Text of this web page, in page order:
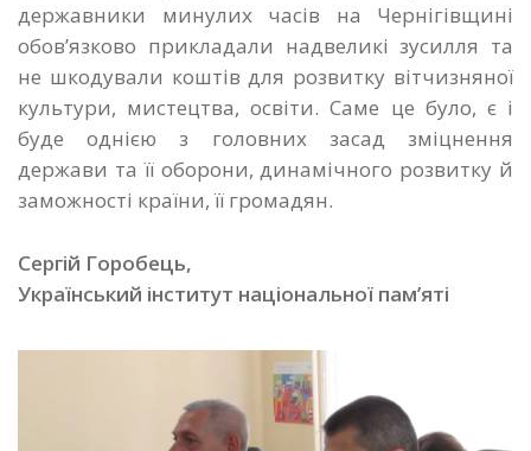
державники минулих часів на Чернігівщині
обов’язково прикладали надвеликі зусилля та
не шкодували коштів для розвитку вітчизняної
культури, мистецтва, освіти. Саме це було, є і
буде однією з головних засад зміцнення
держави та її оборони, динамічного розвитку й
заможності країни, її громадян.
Сергій Горобець,
Український інститут національної пам’яті